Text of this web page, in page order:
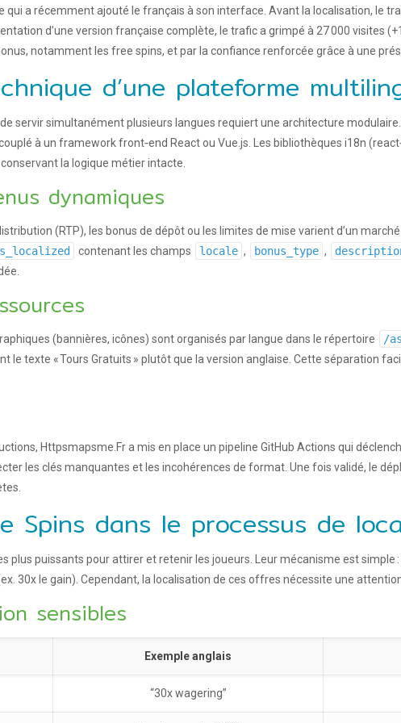
qui a récemment ajouté le français à son interface. Avant la localisation, le
d’une version française complète, le trafic a grimpé à 27 000 visites
notamment les free spins, et par la confiance renforcée grâce à une
d’une plateforme
servir simultanément plusieurs langues requiert une architecture
à un framework front‑end React ou Vue.js. Les bibliothèques i18n
la logique métier intacte.
dynamiques
(RTP), les bonus de dépôt ou les limites de mise varient d’un
contenant les champs locale , bonus_type ,
(bannières, icônes) sont organisés par langue dans le répertoire /
le texte « Tours Gratuits » plutôt que la version anglaise. Cette séparation
Httpsmapsme.Fr a mis en place un pipeline GitHub Actions qui
les clés manquantes et les incohérences de format. Une fois validé, le
Spins dans le processus de
plus puissants pour attirer et retenir les joueurs. Leur mécanisme est
30x le gain). Cependant, la localisation de ces offres nécessite une
sensibles
Exemple anglais
“30x wagering”